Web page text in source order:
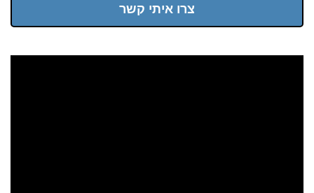
צרו איתי קשר